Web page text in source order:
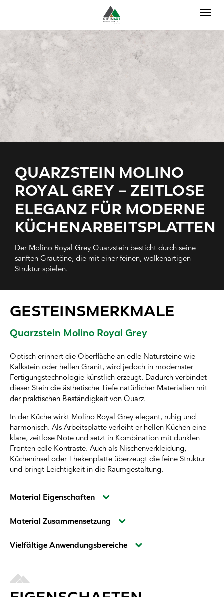
Skip to main navigation
Skip to main content
Skip to page footer
QUARZSTEIN MOLINO
ROYAL GREY – ZEITLOSE
ELEGANZ FÜR MODERNE
KÜCHENARBEITSPLATTEN
Der Molino Royal Grey Quarzstein besticht durch seine
sanften Grautöne, die mit einer feinen, wolkenartigen
Struktur spielen.
GESTEINSMERKMALE
Quarzstein Molino Royal Grey
Optisch erinnert die Oberfläche an edle Natursteine wie
Kalkstein oder hellen Granit, wird jedoch in modernster
Fertigungstechnologie künstlich erzeugt. Dadurch verbindet
dieser Stein die ästhetische Tiefe natürlicher Materialien mit
der praktischen Beständigkeit von Quarz.
In der Küche wirkt Molino Royal Grey elegant, ruhig und
harmonisch. Als Arbeitsplatte verleiht er hellen Küchen eine
klare, zeitlose Note und setzt in Kombination mit dunklen
Fronten edle Kontraste. Auch als Nischenverkleidung,
Kücheninsel oder Thekenplatte überzeugt die feine Struktur
und bringt Leichtigkeit in die Raumgestaltung.
Material Eigenschaften
Material Zusammensetzung
Vielfältige Anwendungsbereiche